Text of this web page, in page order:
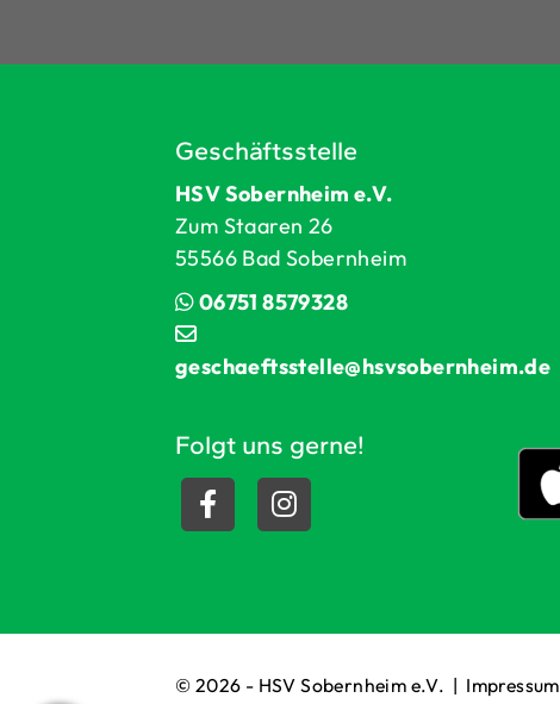
Geschäftsstelle
HSV Sobernheim e.V.
Zum Staaren 26
55566 Bad Sobernheim
06751 8579328
geschaeftsstelle@hsvsobernheim.de
Folgt uns gerne!
© 2026 - HSV Sobernheim e.V. | Impressum